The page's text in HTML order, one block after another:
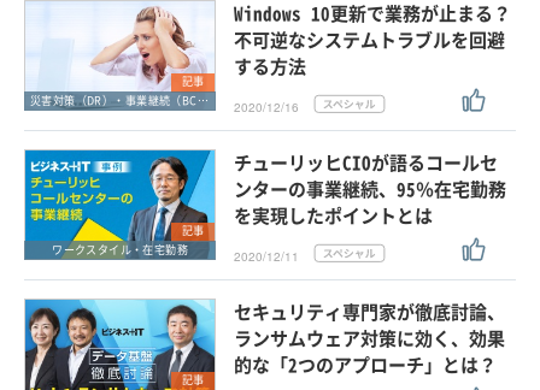
タグ ×
× 災害対策（DR）・事業継続（BCP）
この条件で検索する
記事
災害対策（DR）・事業継続（BCP）
Windows 10更新で業務が止まる？
不可逆なシステムトラブルを回避
する方法
2020/12/16
記事
ワークスタイル・在宅勤務
チューリッヒCIOが語るコールセ
ンターの事業継続、95％在宅勤務
を実現したポイントとは
2020/12/11
記事
セキュリティ専門家が徹底討論、
ランサムウェア対策に効く、効果
的な「2つのアプローチ」とは？